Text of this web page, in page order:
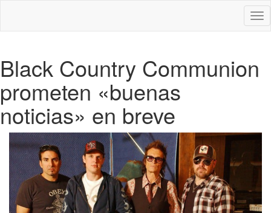
Black Country Communion
prometen «buenas
noticias» en breve